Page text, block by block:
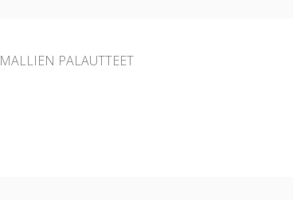
MALLIEN PALAUTTEET